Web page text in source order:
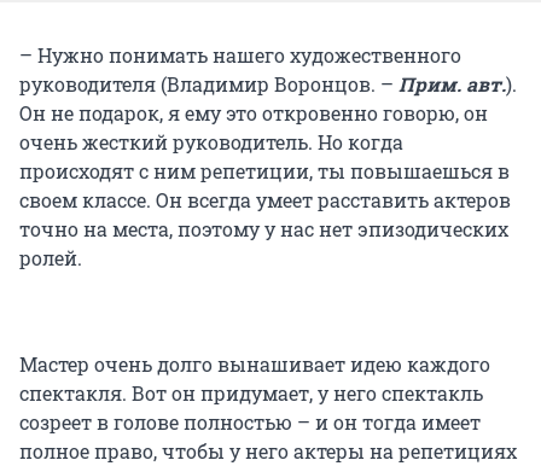
– Нужно понимать нашего художественного
руководителя (Владимир Воронцов. – Прим. авт.).
Он не подарок, я ему это откровенно говорю, он
очень жесткий руководитель. Но когда
происходят с ним репетиции, ты повышаешься в
своем классе. Он всегда умеет расставить актеров
точно на места, поэтому у нас нет эпизодических
ролей.
Мастер очень долго вынашивает идею каждого
спектакля. Вот он придумает, у него спектакль
созреет в голове полностью – и он тогда имеет
полное право, чтобы у него актеры на репетициях